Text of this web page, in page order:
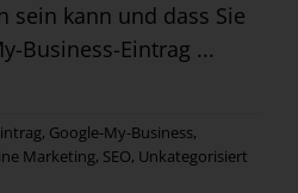
sein kann und dass Sie
Business-Eintrag ...
, Google-My-Business,
Marketing, SEO, Unkategorisiert